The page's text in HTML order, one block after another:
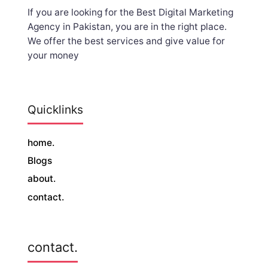
If you are looking for the Best Digital Marketing
Agency in Pakistan, you are in the right place.
We offer the best services and give value for
your money
Quicklinks
home.
Blogs
about.
contact.
contact.